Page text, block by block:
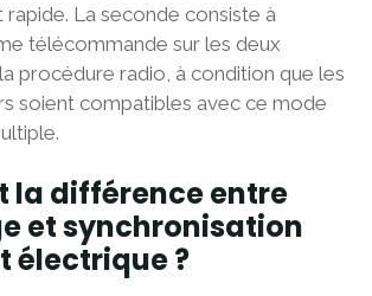
La seconde consiste à
télécommande sur les deux
procédure radio, à condition que les
soient compatibles avec ce mode
la différence entre
et synchronisation
électrique ?